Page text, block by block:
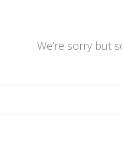
We’re sorry but